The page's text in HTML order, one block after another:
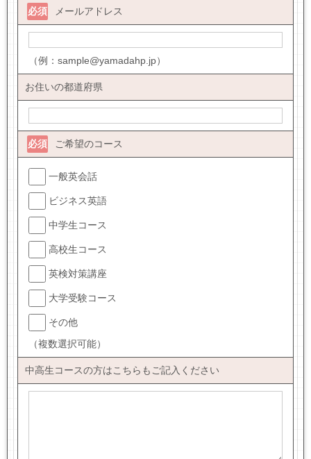
メールアドレス
必須
（例：sample@yamadahp.jp）
お住いの都道府県
ご希望のコース
必須
一般英会話
ビジネス英語
中学生コース
高校生コース
英検対策講座
大学受験コース
その他
（複数選択可能）
中高生コースの方はこちらもご記入ください